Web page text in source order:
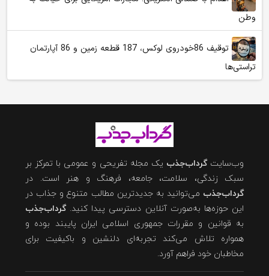
وطن
توقیف 86خودروی لوکس، 187 قطعه زمین و 86 آپارتمان
تراستی‌ها
وب‌سایتگرداب‌جذب یک مجله تفریحی و عمومی با تمرکز بر
سبک زندگی، سلامت، جامعه، فرهنگ و هنر است. در
گرداب‌جذب می‌توانید به جدیدترین مطالب متنوع و جذاب در
این حوزه‌ها به‌صورت آنلاین دسترسی پیدا کنید.گرداب‌جذب
به قوانین و مقررات جمهوری اسلامی ایران پایبند بوده و
همواره تلاش می‌کند تجربه‌ای دلنشین و باکیفیت برای
مخاطبان خود فراهم آورد.